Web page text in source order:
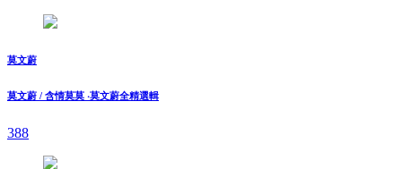
莫文蔚
莫文蔚 / 含情莫莫 ‧莫文蔚全精選輯
388